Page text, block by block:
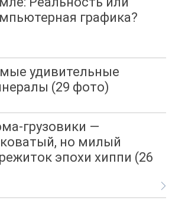
графика?
удивительные
(29 фото)
грузовики —
но милый
эпохи хиппи (26